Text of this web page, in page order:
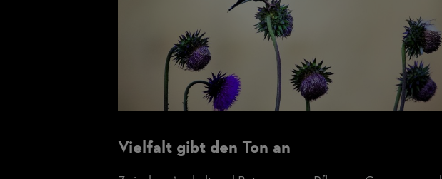
Vielfalt gibt den Ton an